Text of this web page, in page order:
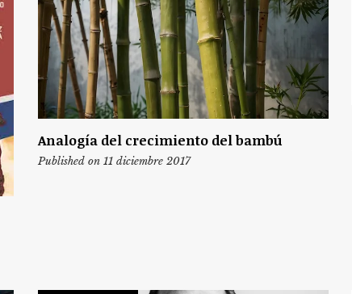
Analogía del crecimiento del bambú
Published on 11 diciembre 2017